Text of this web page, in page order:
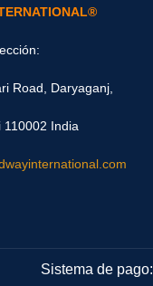
Road, Daryaganj,
110002 India
Sistema de pago: